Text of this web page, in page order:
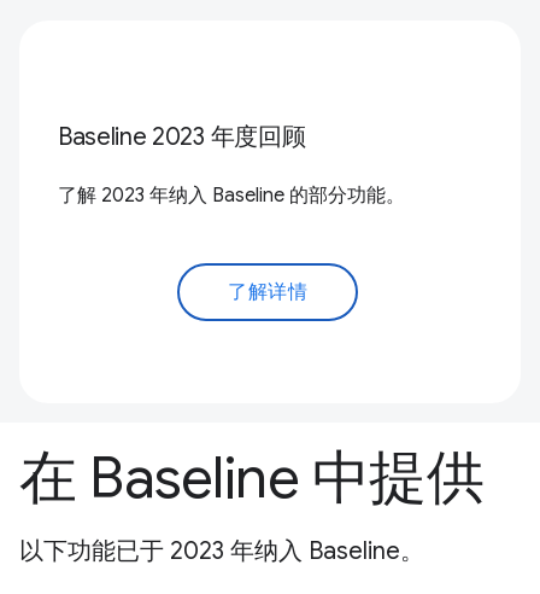
Baseline 2023 年度回顾
了解 2023 年纳入 Baseline 的部分功能。
了解详情
在 Baseline 中提供
以下功能已于 2023 年纳入 Baseline。